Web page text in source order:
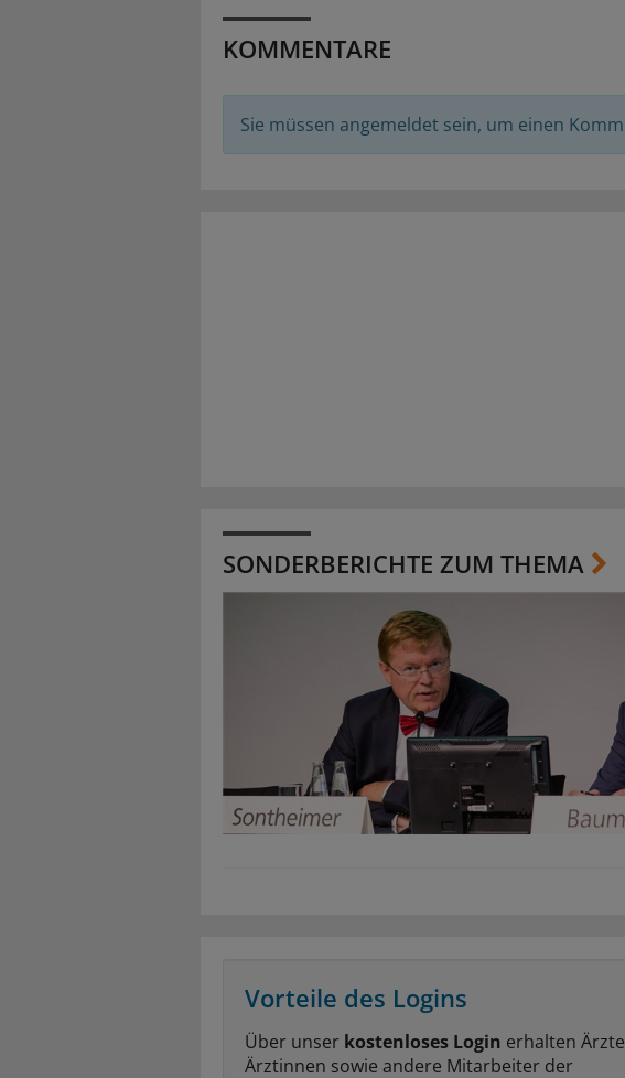
KOMMENTARE
Sie müssen angemeldet sein, um einen
SONDERBERICHTE ZUM THEMA
Vorteile des Logins
Über unser kostenloses Login erhalten
Ärztinnen sowie andere Mitarbeiter der